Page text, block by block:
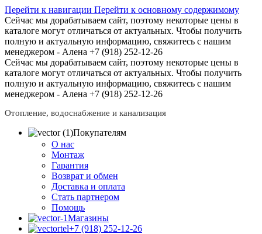
Перейти к навигации Перейти к основному содержимому
Сейчас мы дорабатываем сайт, поэтому некоторые цены в
каталоге могут отличаться от актуальных. Чтобы получить
полную и актуальную информацию, свяжитесь с нашим
менеджером - Алена +7 (918) 252-12-26
Сейчас мы дорабатываем сайт, поэтому некоторые цены в
каталоге могут отличаться от актуальных. Чтобы получить
полную и актуальную информацию, свяжитесь с нашим
менеджером - Алена +7 (918) 252-12-26
Отопление, водоснабжение и канализация
Покупателям
О нас
Монтаж
Гарантия
Возврат и обмен
Доставка и оплата
Стать партнером
Помощь
Магазины
+7 (918) 252-12-26